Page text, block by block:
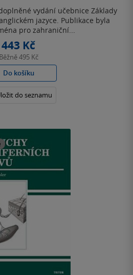
vydání učebnice Základy
jazyce. Publikace byla
pro zahraniční...
443 Kč
Běžně495 Kč
Do košíku
do seznamu